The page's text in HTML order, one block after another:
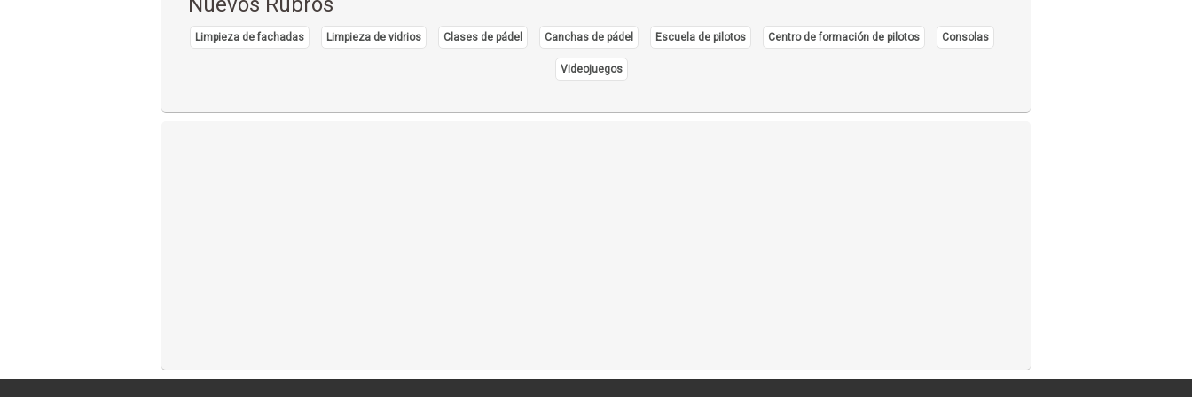
Limpieza de fachadas Limpieza de vidrios Clases de pádel Canchas de pádel Escuela de pilotos Centro de formación de pilotos Consolas
Videojuegos